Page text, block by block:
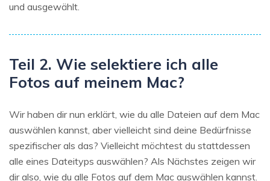
und ausgewählt.
Teil 2. Wie selektiere ich alle
Fotos auf meinem Mac?
Wir haben dir nun erklärt, wie du alle Dateien auf dem Mac
auswählen kannst, aber vielleicht sind deine Bedürfnisse
spezifischer als das? Vielleicht möchtest du stattdessen
alle eines Dateityps auswählen? Als Nächstes zeigen wir
dir also, wie du alle Fotos auf dem Mac auswählen kannst.